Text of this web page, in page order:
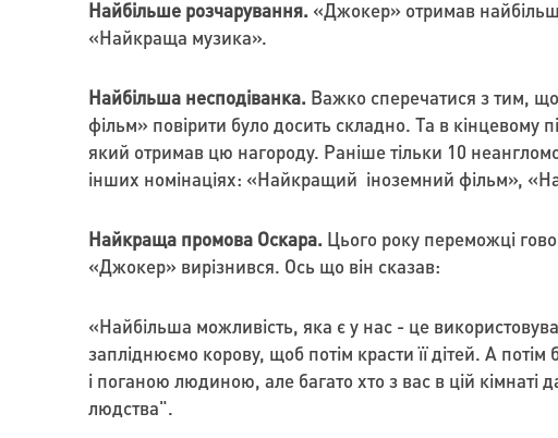
Найбільше розчарування. «Джокер» отримав
«Найкраща музика».
Найбільша несподіванка. Важко сперечатися з тим,
фільм» повірити було досить складно. Та в кінцевому
який отримав цю нагороду. Раніше тільки 10
інших номінаціях: «Найкращий іноземний фільм»,
Найкраща промова Оскара. Цього року переможці
«Джокер» вирізнився. Ось що він сказав:
«Найбільша можливість, яка є у нас - це
запліднюємо корову, щоб потім красти її дітей. А
і поганою людиною, але багато хто з вас в цій
людства".